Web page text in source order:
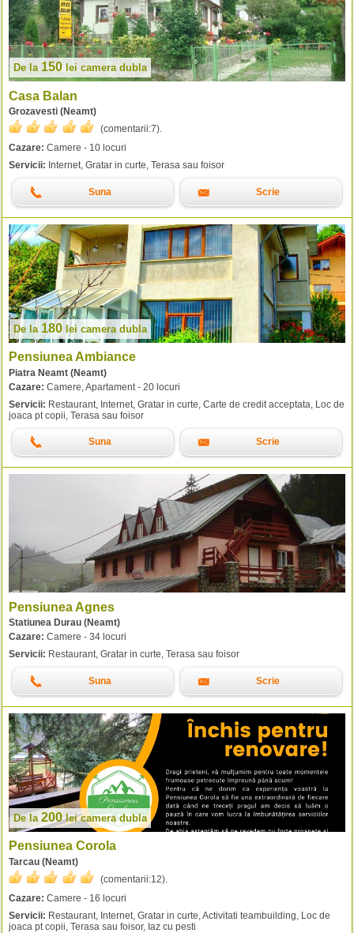
De la 150 lei camera dubla
Casa Balan
Grozavesti (Neamt)
(comentarii:7).
Cazare: Camere - 10 locuri
Servicii: Internet, Gratar in curte, Terasa sau foisor
Suna Scrie
De la 180 lei camera dubla
Pensiunea Ambiance
Piatra Neamt (Neamt)
Cazare: Camere, Apartament - 20 locuri
Servicii: Restaurant, Internet, Gratar in curte, Carte de credit acceptata, Loc de
joaca pt copii, Terasa sau foisor
Suna Scrie
Pensiunea Agnes
Statiunea Durau (Neamt)
Cazare: Camere - 34 locuri
Servicii: Restaurant, Gratar in curte, Terasa sau foisor
Suna Scrie
De la 200leicamera dubla
Pensiunea Corola
Tarcau (Neamt)
(comentarii:12).
Cazare: Camere - 16 locuri
Servicii: Restaurant, Internet, Gratar in curte, Activitati teambuilding, Loc de
joaca pt copii, Terasa sau foisor, Iaz cu pesti